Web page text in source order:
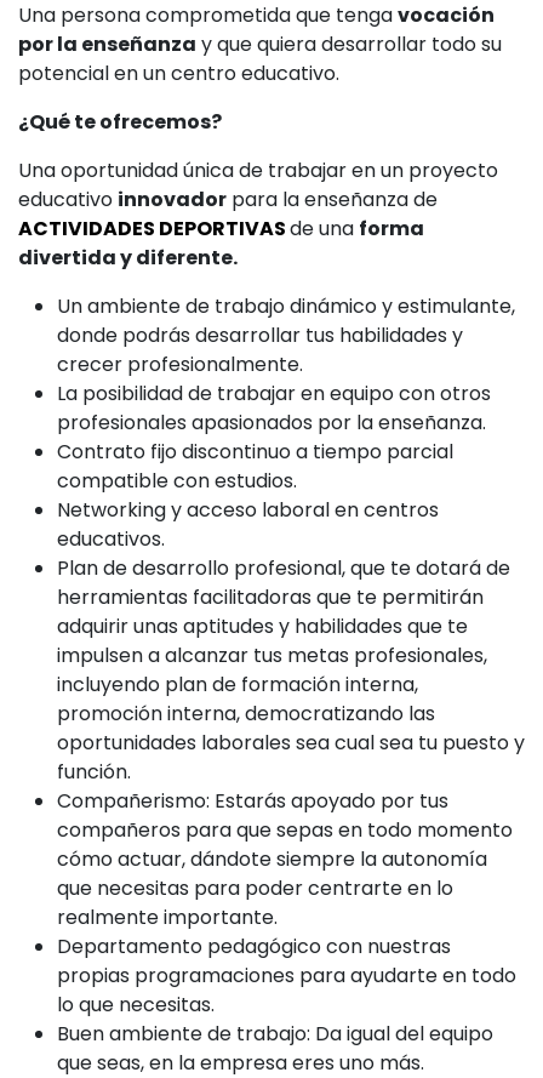
Una persona comprometida que tengavocación
por la enseñanza y que quiera desarrollar todo su
potencial en un centro educativo.
¿Qué te ofrecemos?
Una oportunidad única de trabajar en un proyecto
educativo innovador para la enseñanza de
ACTIVIDADES DEPORTIVASde una forma
divertida y diferente.
Un ambiente de trabajo dinámico y estimulante,
donde podrás desarrollar tus habilidades y
crecer profesionalmente.
La posibilidad de trabajar en equipo con otros
profesionales apasionados por la enseñanza.
Contrato fijo discontinuo a tiempo parcial
compatible con estudios.
Networking y acceso laboral en centros
educativos.
Plan de desarrollo profesional, que te dotará de
herramientas facilitadoras que te permitirán
adquirir unas aptitudes y habilidades que te
impulsen a alcanzar tus metas profesionales,
incluyendo plan de formación interna,
promoción interna, democratizando las
oportunidades laborales sea cual sea tu puesto y
función.
Compañerismo: Estarás apoyado por tus
compañeros para que sepas en todo momento
cómo actuar, dándote siempre la autonomía
que necesitas para poder centrarte en lo
realmente importante.
Departamento pedagógico con nuestras
propias programaciones para ayudarte en todo
lo que necesitas.
Buen ambiente de trabajo: Da igual del equipo
que seas, en la empresa eres uno más.